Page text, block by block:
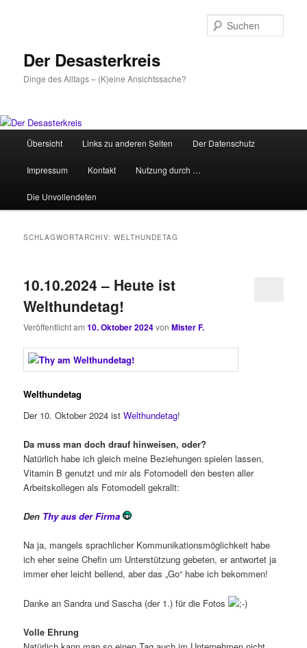
Der Desasterkreis
Dinge des Alltags – (K)eine Ansichtssache?
HauptmenüÜbersicht Links zu anderen Seiten Der Datenschutz
Impressum Kontakt Nutzung durch …
Die Unvollendeten
SCHLAGWORTARCHIV:WELTHUNDETAG
10.10.2024 – Heute ist
Welthundetag!
Veröffentlicht am10. Oktober 2024vonMister F.
Welthundetag
Der 10. Oktober 2024 istWelthundetag!
Da muss man doch drauf hinweisen, oder?
Natürlich habe ich gleich meine Beziehungen spielen lassen,
Vitamin B genutzt und mir als Fotomodell den besten aller
Arbeitskollegen als Fotomodell gekrallt:
Den Thy aus der Firma
Na ja, mangels sprachlicher Kommunikationsmöglichkeit habe
ich eher seine Chefin um Unterstützung gebeten, er antwortet ja
immer eher leicht bellend, aber das „Go“ habe ich bekommen!
Danke an Sandra und Sascha (der 1.) für die Fotos
Volle Ehrung